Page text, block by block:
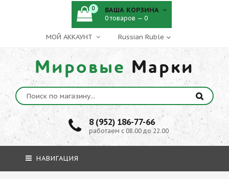
МОЙ АККАУНТ
Мировые Марки
8 (952) 186-77-66
работаем с 08.00 до 22.00
0 ВАША КОРЗИНА
0 товаров — 0
НАВИГАЦИЯ